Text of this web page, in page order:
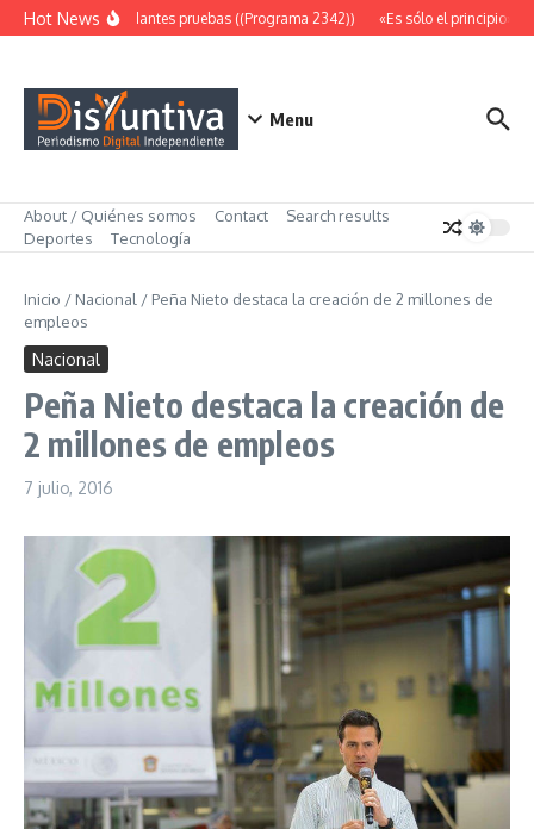
Saltar al contenido
Hot NewsAbundantes pruebas ((Programa 2342)) «Es sólo el principio»
Menu
About / Quiénes somos Contact
Search results
Deportes
Tecnología
Inicio / Nacional / Peña Nieto destaca la creación de 2 millones de
empleos
Nacional
Peña Nieto destaca la creación de
2 millones de empleos
7 julio, 2016